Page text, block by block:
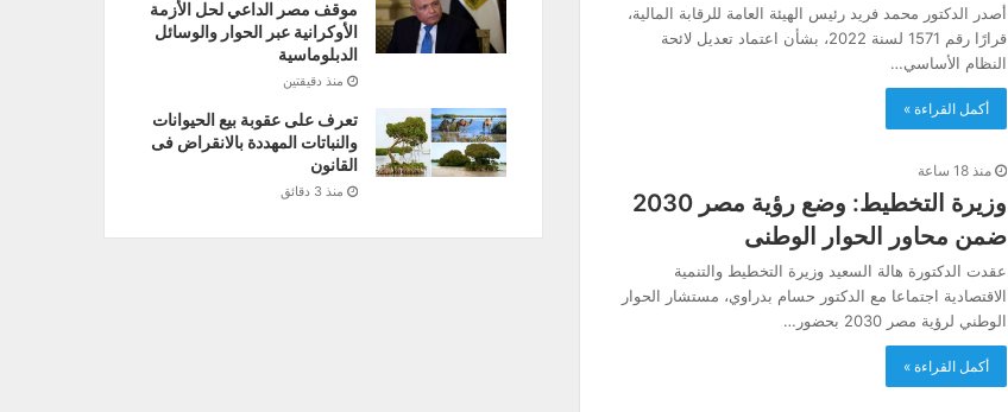
أصدر الدكتور محمد فريد رئيس الهيئة العامة للرقابة المالية،
قرارًا رقم 1571 لسنة 2022، بشأن اعتماد تعديل لائحة
النظام الأساسي…
أكمل القراءة »
منذ 18 ساعة
وزيرة التخطيط: وضع رؤية مصر 2030
ضمن محاور الحوار الوطنى
عقدت الدكتورة هالة السعيد وزيرة التخطيط والتنمية
الاقتصادية اجتماعا مع الدكتور حسام بدراوي، مستشار الحوار
الوطني لرؤية مصر 2030 بحضور…
أكمل القراءة »
موقف مصر الداعي لحل الأزمة
الأوكرانية عبر الحوار والوسائل
الدبلوماسية
منذ دقيقتين
تعرف على عقوبة بيع الحيوانات
والنباتات المهددة بالانقراض فى
القانون
منذ 3 دقائق